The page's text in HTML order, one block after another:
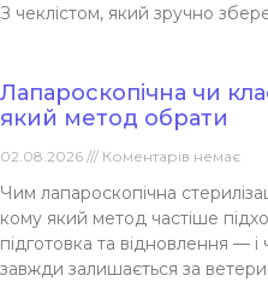
З чеклістом, який зручно
Лапароскопічна чи
який метод обрати
02.08.2026 Коментарів немає
Чим лапароскопічна
кому який метод частіше
підготовка та відновлення —
завжди залишається за